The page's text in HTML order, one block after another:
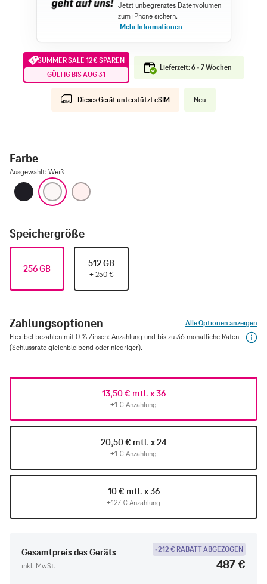
SUMMER SALE 12€ SPAREN
GÜLTIG BIS AUG 31
Lieferzeit: 6 - 7 Wochen
Dieses Gerät unterstützt eSIM Neu
Farbe
Ausgewählt: Weiß
Schwarz Weiß
Speichergröße
256 GB 512 GB
+ 250 €
Zahlungsoptionen
Alle Optionen anzeigen
Flexibel bezahlen mit 0 % Zinsen: Anzahlung und bis zu 36 monatliche Raten
(Schlussrate gleichbleibend oder niedriger).
13,50 € mtl. x 36
+1 € Anzahlung
20,50 € mtl. x 24
+1 € Anzahlung
10 € mtl. x 36
+127 € Anzahlung
Gesamtpreis des Geräts
inkl. MwSt.
-212 € RABATT ABGEZOGEN
487 €